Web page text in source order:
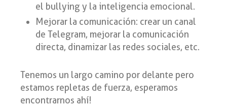
el bullying y la inteligencia emocional.
Mejorar la comunicación: crear un canal
de Telegram, mejorar la comunicación
directa, dinamizar las redes sociales, etc.
Tenemos un largo camino por delante pero
estamos repletas de fuerza, esperamos
encontrarnos ahí!